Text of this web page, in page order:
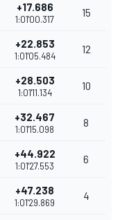
+17.686
1:01'00.317
15
+22.853
1:01'05.484
12
+28.503
1:01'11.134
10
+32.467
1:01'15.098
8
+44.922
1:01'27.553
6
+47.238
1:01'29.869
4